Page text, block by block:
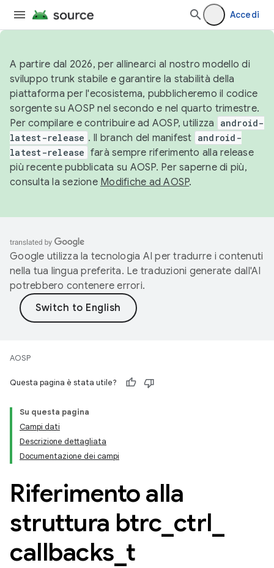
Accedi
A partire dal 2026, per allinearci al nostro modello di
sviluppo trunk stabile e garantire la stabilità della
piattaforma per l'ecosistema, pubblicheremo il codice
sorgente su AOSP nel secondo e nel quarto trimestre.
Per compilare e contribuire ad AOSP, utilizza
android-
latest-release . Il branch del manifest android-
latest-release farà sempre riferimento alla release
più recente pubblicata su AOSP. Per saperne di più,
consulta la sezione Modifiche ad AOSP.
Google utilizza la tecnologia AI per tradurre i contenuti
nella tua lingua preferita. Le traduzioni generate dall'AI
potrebbero contenere errori.
AOSP
Questa pagina è stata utile?
Su questa pagina
Campi dati
Descrizione dettagliata
Documentazione dei campi
Riferimento alla
struttura btrc ctrl
callbacks t